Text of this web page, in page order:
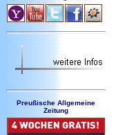
Preußische Allgemeine
Zeitung